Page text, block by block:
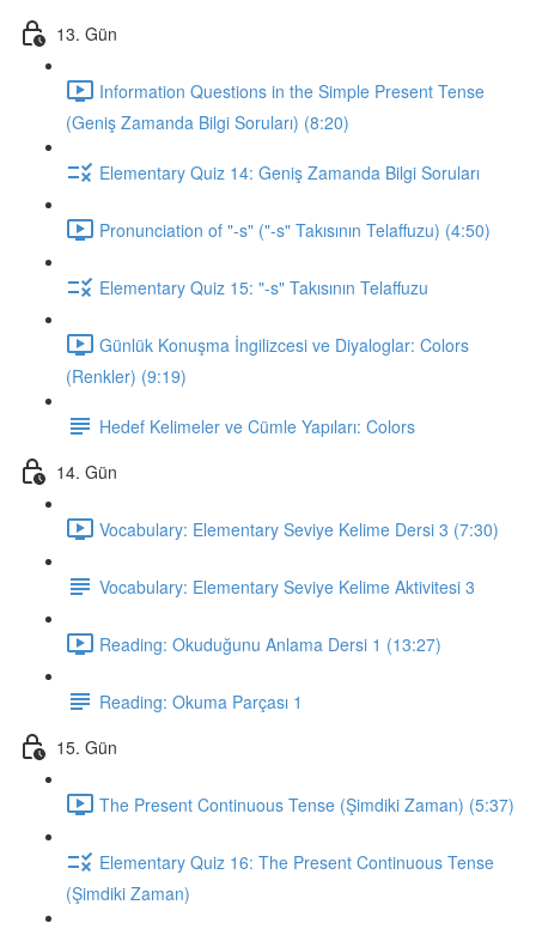
13. Gün
Information Questions in the Simple Present Tense
(Geniş Zamanda Bilgi Soruları) (8:20)
Elementary Quiz 14: Geniş Zamanda Bilgi Soruları
Pronunciation of "-s" ("-s" Takısının Telaffuzu) (4:50)
Elementary Quiz 15: "-s" Takısının Telaffuzu
Günlük Konuşma İngilizcesi ve Diyaloglar: Colors
(Renkler) (9:19)
Hedef Kelimeler ve Cümle Yapıları: Colors
14. Gün
Vocabulary: Elementary Seviye Kelime Dersi 3 (7:30)
Vocabulary: Elementary Seviye Kelime Aktivitesi 3
Reading: Okuduğunu Anlama Dersi 1 (13:27)
Reading: Okuma Parçası 1
15. Gün
The Present Continuous Tense (Şimdiki Zaman) (5:37)
Elementary Quiz 16: The Present Continuous Tense
(Şimdiki Zaman)